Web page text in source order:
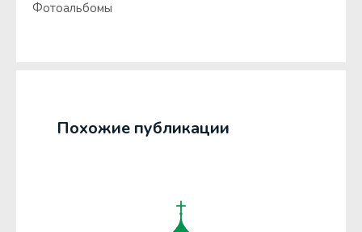
Фотоальбомы
Похожие публикации